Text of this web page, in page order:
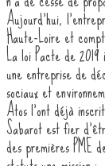
Aujourd’hui,
Haute-Loire et
La loi Pacte de
une entreprise de
sociaux et
Atos l’ont déjà
Sabarot est fier
des premières PME